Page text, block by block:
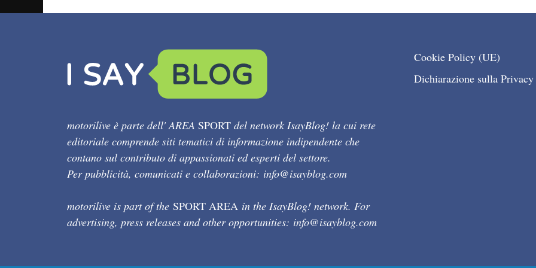
motorilive è parte dell' AREA SPORT del network IsayBlog! la cui rete
editoriale comprende siti tematici di informazione indipendente che
contano sul contributo di appassionati ed esperti del settore.
Per pubblicità, comunicati e collaborazioni: info@isayblog.com
motorilive is part of the SPORT AREA in the IsayBlog! network. For
advertising, press releases and other opportunities: info@isayblog.com
Cookie Policy (UE)
Dichiarazione sulla